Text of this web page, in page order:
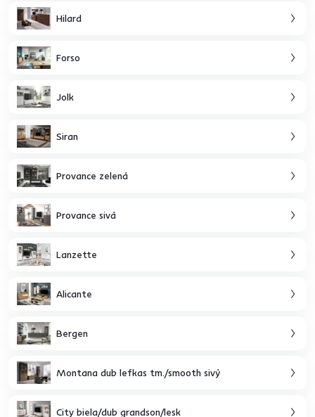
Hilard
Forso
Jolk
Siran
Provance zelená
Provance sivá
Lanzette
Alicante
Bergen
Montana dub lefkas tm./smooth sivý
City biela/dub grandson/lesk